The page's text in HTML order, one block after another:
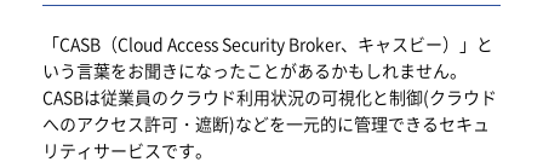
「CASB（Cloud Access Security Broker、キャスビー）」と
いう言葉をお聞きになったことがあるかもしれません。
CASBは従業員のクラウド利用状況の可視化と制御(クラウド
へのアクセス許可・遮断)などを一元的に管理できるセキュ
リティサービスです。